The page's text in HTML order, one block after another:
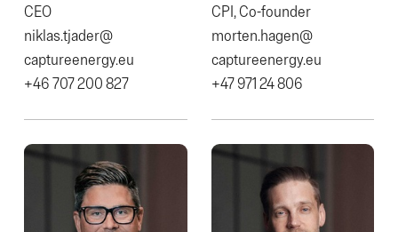
CEO
niklas.tjader@​
captureenergy.eu
+46 707 200 827
CPI, Co-founder
morten.hagen@​
captureenergy.eu
+47 971 24 806